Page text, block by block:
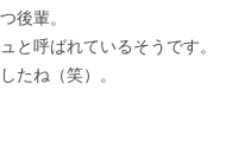
後輩。
と呼ばれているそうです。
たね（笑）。